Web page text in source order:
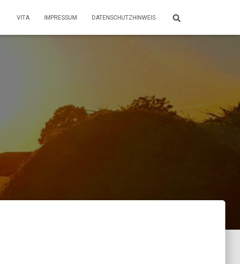
VITA IMPRESSUM DATENSCHUTZHINWEIS